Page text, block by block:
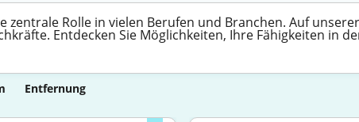
zentrale Rolle in vielen Berufen und Branchen. Auf
Entdecken Sie Möglichkeiten, Ihre Fähigkeiten in
Entfernung